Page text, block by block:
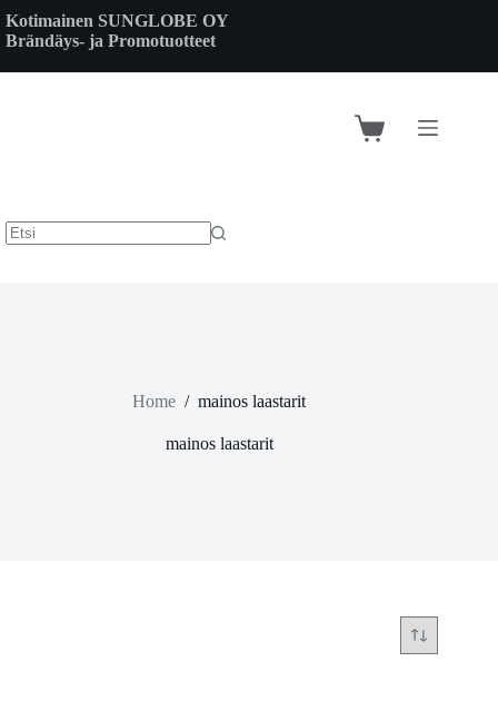
to
content
Kotimainen SUNGLOBE OY
Brändäys- ja Promotuotteet
Shopping
Home / mainos laastarit
mainos laastarit